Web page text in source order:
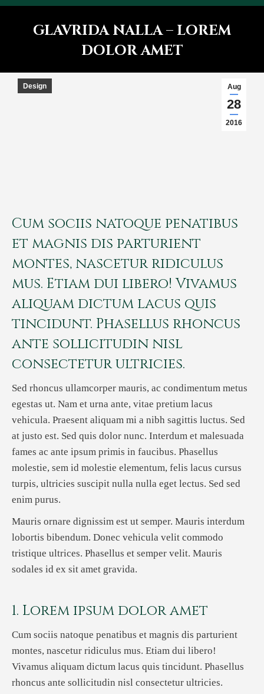
GLAVRIDA NALLA – LOREM
DOLOR AMET
Aug
28
2016
Design
Cum sociis natoque penatibus
et magnis dis parturient
montes, nascetur ridiculus
mus. Etiam dui libero! Vivamus
aliquam dictum lacus quis
tincidunt. Phasellus rhoncus
ante sollicitudin nisl
consectetur ultricies.
Sed rhoncus ullamcorper mauris, ac condimentum metus
egestas ut. Nam et urna ante, vitae pretium lacus
vehicula. Praesent aliquam mi a nibh sagittis luctus. Sed
at justo est. Sed quis dolor nunc. Interdum et malesuada
fames ac ante ipsum primis in faucibus. Phasellus
molestie, sem id molestie elementum, felis lacus cursus
turpis, ultricies suscipit nulla nulla eget lectus. Sed sed
enim purus.
Mauris ornare dignissim est ut semper. Mauris interdum
lobortis bibendum. Donec vehicula velit commodo
tristique ultrices. Phasellus et semper velit. Mauris
sodales id ex sit amet gravida.
1. Lorem ipsum dolor amet
Cum sociis natoque penatibus et magnis dis parturient
montes, nascetur ridiculus mus. Etiam dui libero!
Vivamus aliquam dictum lacus quis tincidunt. Phasellus
rhoncus ante sollicitudin nisl consectetur ultricies.